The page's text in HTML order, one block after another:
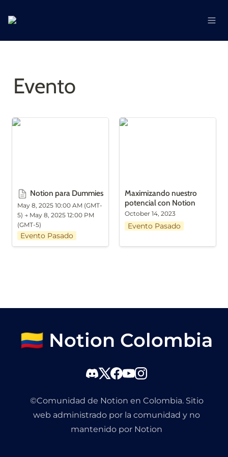
Evento
Notion para Dummies
Notion para Dummies
May 8, 2025 10:00 AM (GMT-
5) → May 8, 2025 12:00 PM
(GMT-5)
Evento Pasado
Maximizando nuestro
Maximizando nuestro
potencial con Notion
October 14, 2023
Evento Pasado
🇨🇴 Notion Colombia
©Comunidad de Notion en Colombia. Sitio
web administrado por la comunidad y no
mantenido por Notion